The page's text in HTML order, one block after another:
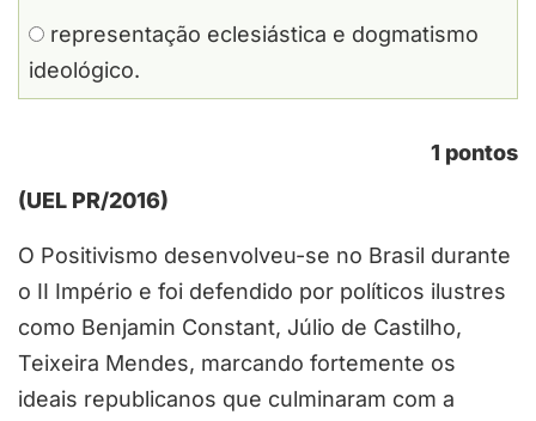
representação eclesiástica e dogmatismo
ideológico.
1 pontos
(UEL PR/2016)
O Positivismo desenvolveu-se no Brasil durante
o II Império e foi defendido por políticos ilustres
como Benjamin Constant, Júlio de Castilho,
Teixeira Mendes, marcando fortemente os
ideais republicanos que culminaram com a